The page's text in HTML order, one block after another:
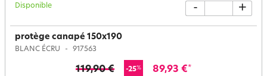
Disponible - +
protège canapé 150x190
BLANC ÉCRU 917563
119,90 € -25% 89,93 €*